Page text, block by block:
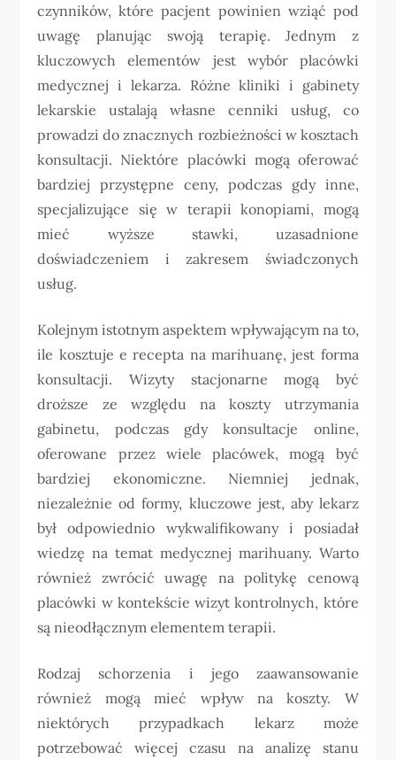
czynników, które pacjent powinien wziąć pod
uwagę planując swoją terapię. Jednym z
kluczowych elementów jest wybór placówki
medycznej i lekarza. Różne kliniki i gabinety
lekarskie ustalają własne cenniki usług, co
prowadzi do znacznych rozbieżności w kosztach
konsultacji. Niektóre placówki mogą oferować
bardziej przystępne ceny, podczas gdy inne,
specjalizujące się w terapii konopiami, mogą
mieć wyższe stawki, uzasadnione
doświadczeniem i zakresem świadczonych
usług.
Kolejnym istotnym aspektem wpływającym na to,
ile kosztuje e recepta na marihuanę, jest forma
konsultacji. Wizyty stacjonarne mogą być
droższe ze względu na koszty utrzymania
gabinetu, podczas gdy konsultacje online,
oferowane przez wiele placówek, mogą być
bardziej ekonomiczne. Niemniej jednak,
niezależnie od formy, kluczowe jest, aby lekarz
był odpowiednio wykwalifikowany i posiadał
wiedzę na temat medycznej marihuany. Warto
również zwrócić uwagę na politykę cenową
placówki w kontekście wizyt kontrolnych, które
są nieodłącznym elementem terapii.
Rodzaj schorzenia i jego zaawansowanie
również mogą mieć wpływ na koszty. W
niektórych przypadkach lekarz może
potrzebować więcej czasu na analizę stanu